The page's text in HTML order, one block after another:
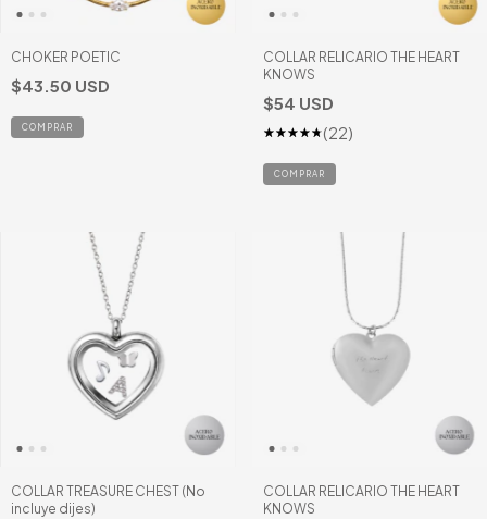
CHOKER POETIC
$43.50 USD
COLLAR RELICARIO THE HEART
KNOWS
$54 USD
(22)
COLLAR TREASURE CHEST (No
incluye dijes)
COLLAR RELICARIO THE HEART
KNOWS